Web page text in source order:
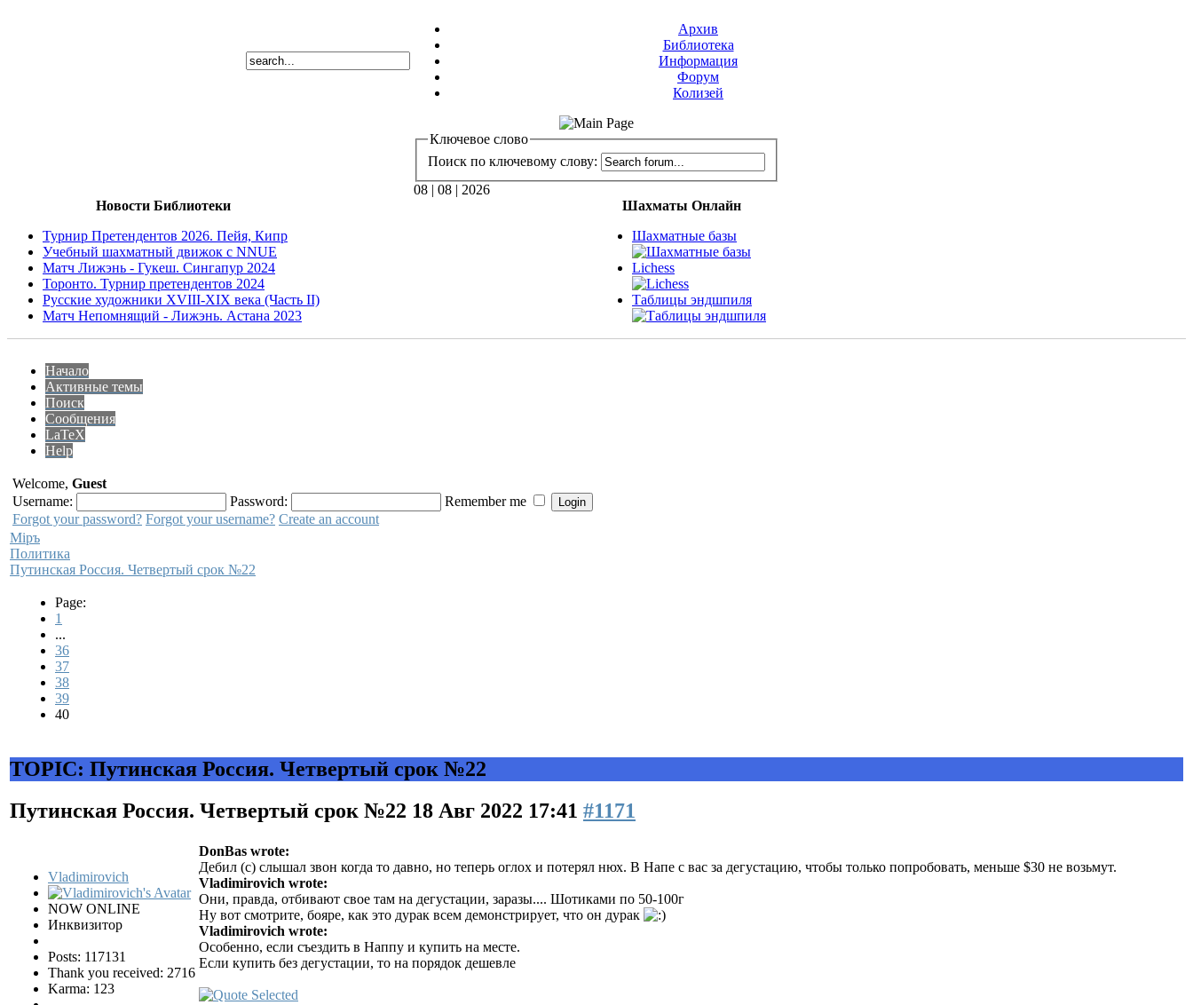
Архив
Библиотека
Информация
Форум
Колизей
Ключевое слово
Поиск по ключевому слову:
08 | 08 | 2026
Новости Библиотеки
Турнир Претендентов 2026. Пейя, Кипр
Учебный шахматный движок с NNUE
Матч Лижэнь - Гукеш. Сингапур 2024
Торонто. Турнир претендентов 2024
Русские художники XVIII-XIX века (Часть II)
Матч Непомнящий - Лижэнь. Астана 2023
Шахматы Онлайн
Шахматные базы
Lichess
Таблицы эндшпиля
Начало
Активные темы
Поиск
Сообщения
LaTeX
Help
Welcome, Guest
Username:
Password:
Remember me
Forgot your password? Forgot your username? Create an account
Мiръ
Политика
Путинская Россия. Четвертый срок №22
Page:
1
...
36
37
38
39
40
TOPIC: Путинская Россия. Четвертый срок №22
Путинская Россия. Четвертый срок №22 18 Авг 2022 17:41 #1171
Vladimirovich
NOW ONLINE
Инквизитор
Posts: 117131
Thank you received: 2716
Karma: 123
DonBas wrote:
Дебил (с) слышал звон когда то давно, но теперь оглох и потерял нюх. В Напе с вас за дегустацию, чтобы только попробовать, меньше $30 не возьмут.
Vladimirovich wrote:
Они, правда, отбивают свое там на дегустации, заразы.... Шотиками по 50-100г
Ну вот смотрите, бояре, как это дурак всем демонстрирует, что он дурак
Vladimirovich wrote:
Особенно, если съездить в Наппу и купить на месте.
Если купить без дегустации, то на порядок дешевле